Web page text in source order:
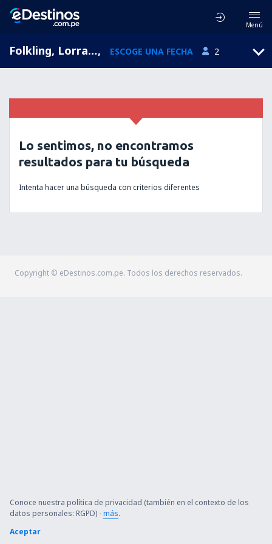
Menú
Folkling, Lorraine, Francia, ESCOGE UNA FECHA 2
Lo sentimos, no encontramos
resultados para tu búsqueda
Intenta hacer una búsqueda con criterios diferentes
Copyright © eDestinos.com.pe. Todos los derechos reservados.
Conoce nuestra política de privacidad (también en el contexto de los
datos personales: RGPD) -más.
Aceptar